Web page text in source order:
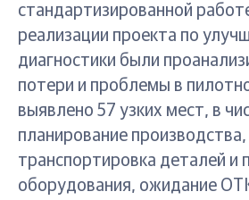
стандартизированной
реализации проекта по
диагностики были
потери и проблемы в
выявлено 57 узких мест, в
планирование
транспортировка деталей и
оборудования, ожидание